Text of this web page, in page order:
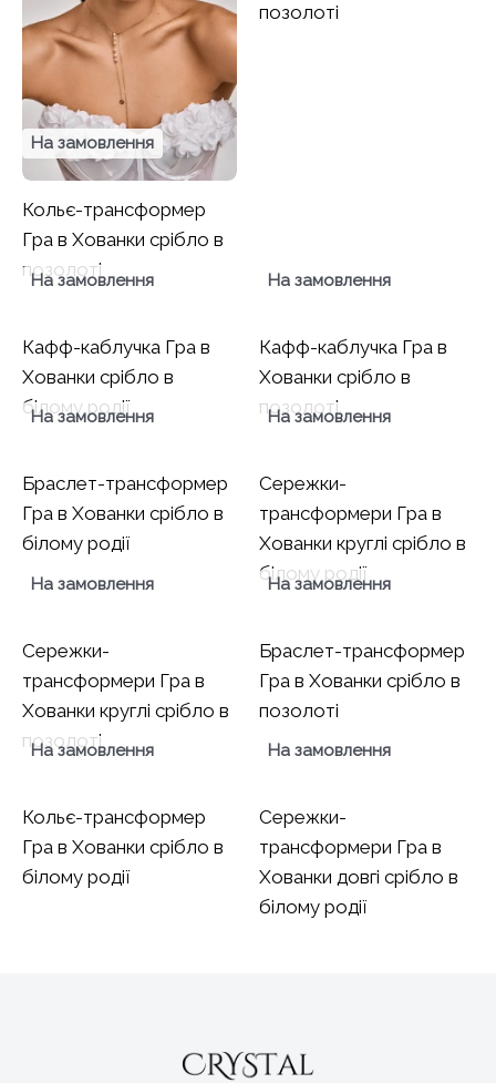
На замовлення
Кольє-трансформер
Гра в Хованки срібло в
позолоті
позолоті
На замовлення
Кафф-каблучка Гра в
Хованки срібло в
білому родії
На замовлення
Кафф-каблучка Гра в
Хованки срібло в
позолоті
На замовлення
Браслет-трансформер
Гра в Хованки срібло в
білому родії
На замовлення
Сережки-
трансформери Гра в
Хованки круглі срібло в
білому родії
На замовлення
Сережки-
трансформери Гра в
Хованки круглі срібло в
позолоті
На замовлення
Браслет-трансформер
Гра в Хованки срібло в
позолоті
На замовлення
Кольє-трансформер
Гра в Хованки срібло в
білому родії
На замовлення
Сережки-
трансформери Гра в
Хованки довгі срібло в
білому родії